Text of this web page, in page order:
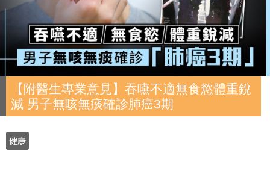
【附醫生專業意見】吞嚥不適無食慾體重銳
減 男子無咳無痰確診肺癌3期
健康